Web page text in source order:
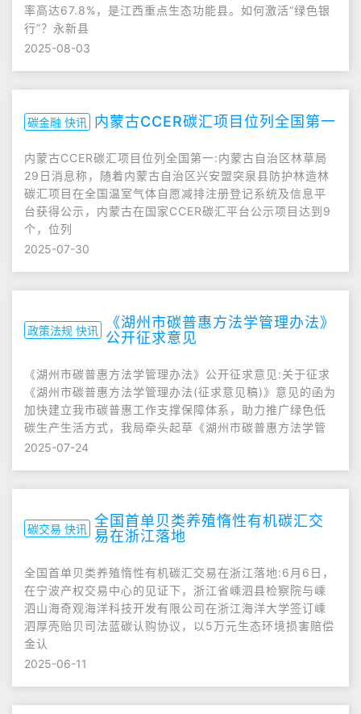
率高达67.8%，是江西重点生态功能县。如何激活“绿色银
行”？永新县
2025-08-03
碳金融 快讯 内蒙古CCER碳汇项目位列全国第一
内蒙古CCER碳汇项目位列全国第一:内蒙古自治区林草局
29日消息称，随着内蒙古自治区兴安盟突泉县防护林造林
碳汇项目在全国温室气体自愿减排注册登记系统及信息平
台获得公示，内蒙古在国家CCER碳汇平台公示项目达到9
个，位列
2025-07-30
政策法规 快讯
《湖州市碳普惠方法学管理办法》
公开征求意见
《湖州市碳普惠方法学管理办法》公开征求意见:关于征求
《湖州市碳普惠方法学管理办法(征求意见稿)》意见的函为
加快建立我市碳普惠工作支撑保障体系，助力推广绿色低
碳生产生活方式，我局牵头起草《湖州市碳普惠方法学管
2025-07-24
碳交易 快讯 全国首单贝类养殖惰性有机碳汇交
易在浙江落地
全国首单贝类养殖惰性有机碳汇交易在浙江落地:6月6日，
在宁波产权交易中心的见证下，浙江省嵊泗县检察院与嵊
泗山海奇观海洋科技开发有限公司在浙江海洋大学签订嵊
泗厚壳贻贝司法蓝碳认购协议，以5万元生态环境损害赔偿
金认
2025-06-11